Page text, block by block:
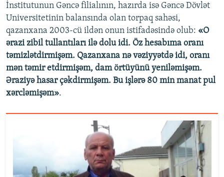
İnstitutunun Gəncə filialının, hazırda isə Gəncə Dövlət
Universitetinin balansında olan torpaq sahəsi,
qazanxana 2003-cü ildən onun istifadəsində olub: «O
ərazi zibil tullantıları ilə dolu idi. Öz hesabıma oranı
təmizlətdirmişəm. Qazanxana nə vəziyyətdə idi, oranı
mən təmir etdirmişəm, dam örtüyünü yeniləmişəm.
Əraziyə hasar çəkdirmişəm. Bu işlərə 80 min manat pul
xərcləmişəm».